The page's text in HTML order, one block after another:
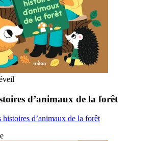
d’animaux de la forêt
d’animaux de la forêt